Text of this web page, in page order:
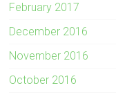
February 2017
December 2016
November 2016
October 2016